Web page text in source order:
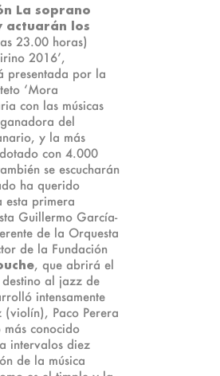
La soprano
actuarán los
23.00 horas)
2016’,
presentada por la
‘Mora
con las músicas
del
y la más
con 4.000
se escucharán
ha querido
esta primera
Guillermo García-
de la Orquesta
de la Fundación
, que abrirá el
al jazz de
intensamente
Paco Perera
conocido
intervalos diez
de la música